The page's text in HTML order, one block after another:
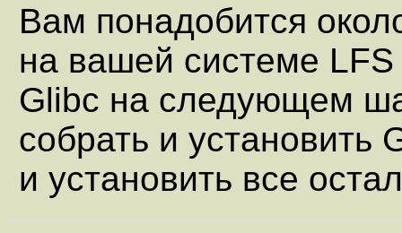
Вам понадобится
на вашей системе LFS
Glibc на следующем
собрать и установить
и установить все